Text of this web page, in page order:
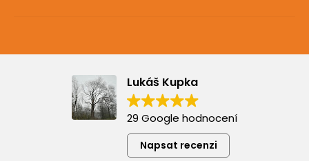
Lukáš Kupka
29 Google hodnocení
Napsat recenzi